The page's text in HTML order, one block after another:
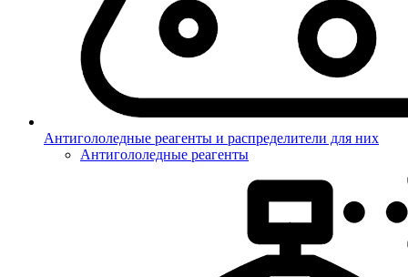
Антигололедные реагенты и распределители для них
Антигололедные реагенты